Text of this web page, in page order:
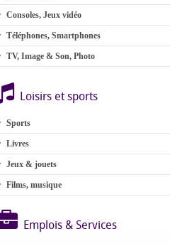
Consoles, Jeux vidéo
Téléphones, Smartphones
TV, Image & Son, Photo
Loisirs et sports
Sports
Livres
Jeux & jouets
Films, musique
Emplois & Services